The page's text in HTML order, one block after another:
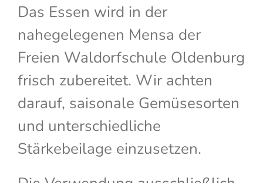
Das Essen wird in der
nahegelegenen Mensa der
Freien Waldorfschule Oldenburg
frisch zubereitet. Wir achten
darauf, saisonale Gemüsesorten
und unterschiedliche
Stärkebeilage einzusetzen.